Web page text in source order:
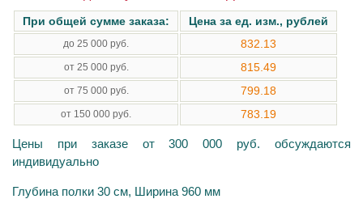
При общей сумме заказа: Цена за ед. изм., рублей
до 25 000 руб. 832.13
от 25 000 руб. 815.49
от 75 000 руб. 799.18
от 150 000 руб. 783.19
Цены при заказе от 300 000 руб. обсуждаются
индивидуально
Глубина полки 30 см, Ширина 960 мм